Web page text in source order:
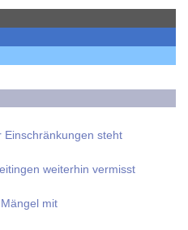
Einschränkungen steht
weiterhin vermisst
mit